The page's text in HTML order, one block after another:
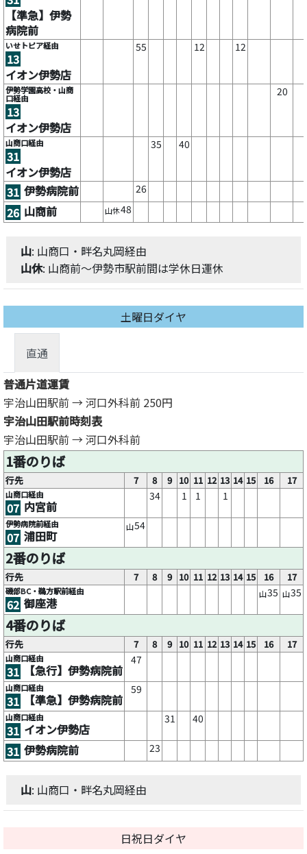
【準急】伊勢
病院前
いせトピア経由
13
イオン伊勢店
55 12 12
伊勢学園高校・山商
口経由
13
イオン伊勢店
20
山商口経由
31
イオン伊勢店
35 40
31 伊勢病院前 26
26 山商前 山休48
山: 山商口・畔名丸岡経由
山休: 山商前～伊勢市駅前間は学休日運休
土曜日ダイヤ
直通
普通片道運賃
宇治山田駅前 → 河口外科前 250円
宇治山田駅前時刻表
宇治山田駅前 → 河口外科前
1番のりば
行先 7 8 9 10 11 12 13 14 15 16 17
山商口経由
07 内宮前
34 1 1 1
伊勢病院前経由
07 浦田町
山54
2番のりば
行先 7 8 9 10 11 12 13 14 15 16 17
磯部BC・鵜方駅前経由
62 御座港
山35 山35
4番のりば
行先 7 8 9 10 11 12 13 14 15 16 17
山商口経由
31 【急行】伊勢病院前
47
山商口経由
31 【準急】伊勢病院前
59
山商口経由
31 イオン伊勢店
31 40
31 伊勢病院前 23
山: 山商口・畔名丸岡経由
日祝日ダイヤ